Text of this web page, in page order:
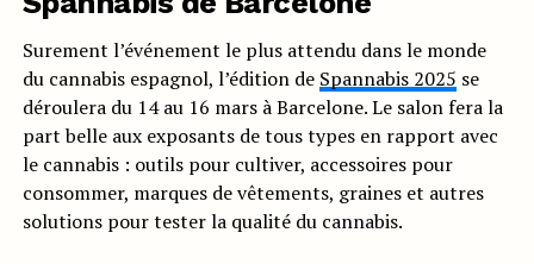
Surement l’événement le plus attendu dans le monde
du cannabis espagnol, l’édition de Spannabis 2025 se
déroulera du 14 au 16 mars à Barcelone. Le salon fera la
part belle aux exposants de tous types en rapport avec
le cannabis : outils pour cultiver, accessoires pour
consommer, marques de vêtements, graines et autres
solutions pour tester la qualité du cannabis.